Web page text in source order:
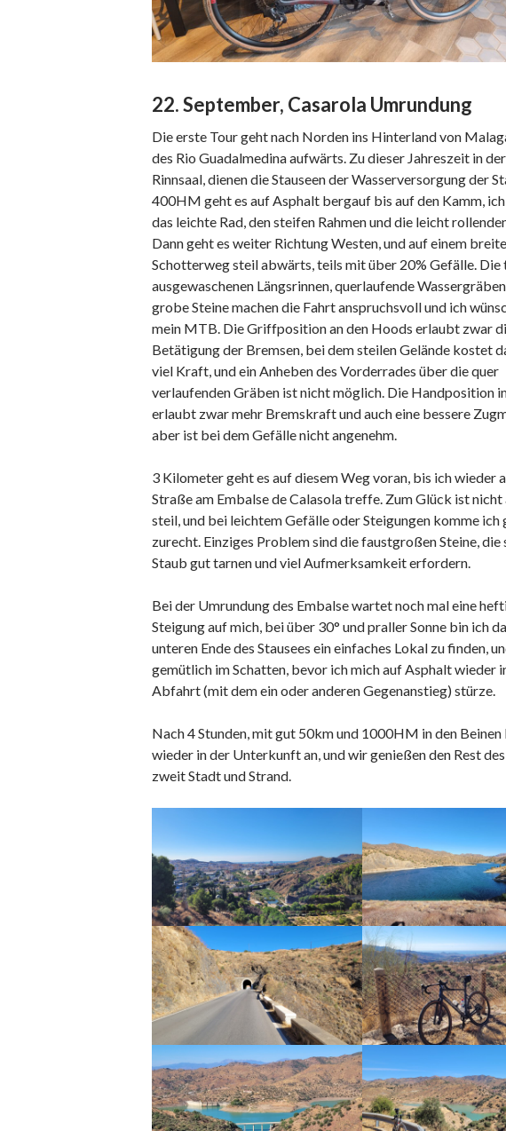
22. September, Casarola Umrundung
Die erste Tour geht nach Norden ins Hinterland von
des Rio Guadalmedina aufwärts. Zu dieser Jahreszeit in
Rinnsaal, dienen die Stauseen der Wasserversorgung der
400HM geht es auf Asphalt bergauf bis auf den Kamm,
das leichte Rad, den steifen Rahmen und die leicht
Dann geht es weiter Richtung Westen, und auf einem
Schotterweg steil abwärts, teils mit über 20% Gefälle. Die
ausgewaschenen Längsrinnen, querlaufende
grobe Steine machen die Fahrt anspruchsvoll und ich
mein MTB. Die Griffposition an den Hoods erlaubt zwar
Betätigung der Bremsen, bei dem steilen Gelände kostet
viel Kraft, und ein Anheben des Vorderrades über die quer
verlaufenden Gräben ist nicht möglich. Die Handposition
erlaubt zwar mehr Bremskraft und auch eine bessere
aber ist bei dem Gefälle nicht angenehm.
3 Kilometer geht es auf diesem Weg voran, bis ich wieder
Straße am Embalse de Calasola treffe. Zum Glück ist nicht
steil, und bei leichtem Gefälle oder Steigungen komme ich
zurecht. Einziges Problem sind die faustgroßen Steine, die
Staub gut tarnen und viel Aufmerksamkeit erfordern.
Bei der Umrundung des Embalse wartet noch mal eine
Steigung auf mich, bei über 30° und praller Sonne bin ich
unteren Ende des Stausees ein einfaches Lokal zu finden,
gemütlich im Schatten, bevor ich mich auf Asphalt wieder
Abfahrt (mit dem ein oder anderen Gegenanstieg) stürze.
Nach 4 Stunden, mit gut 50km und 1000HM in den Beinen
wieder in der Unterkunft an, und wir genießen den Rest
zweit Stadt und Strand.